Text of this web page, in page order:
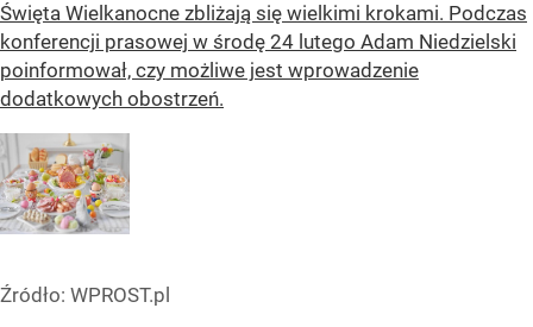
Święta Wielkanocne zbliżają się wielkimi krokami. Podczas
konferencji prasowej w środę 24 lutego Adam Niedzielski
poinformował, czy możliwe jest wprowadzenie
dodatkowych obostrzeń.
Źródło: WPROST.pl